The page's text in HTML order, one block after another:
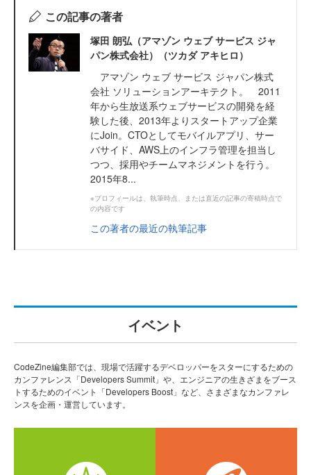
この記事の著者
塚田 朗弘（アマゾン ウェブ サービス ジャ
パン株式会社）（ツカダ アキヒロ）
アマゾン ウェブ サービス ジャパン株式
会社 ソリューションアーキテクト。 2011
年から生放送系ウェブサービスの開発を経
験した後、2013年よりスタートアップ企業
にJoin。CTOとしてモバイルアプリ、サー
バサイド、AWS上のインフラ管理を担当し
つつ、採用やチームマネジメントを行う。
2015年8...
※プロフィールは、執筆時点、または直近の記事の寄稿時点で
の内容です
この著者の最近の執筆記事
イベント
CodeZine編集部では、現場で活躍するデベロッパーをスターにするための
カンファレンス「Developers Summit」や、エンジニアの生きざまをブース
トするためのイベント「Developers Boost」など、さまざまなカンファレ
ンスを企画・運営しています。